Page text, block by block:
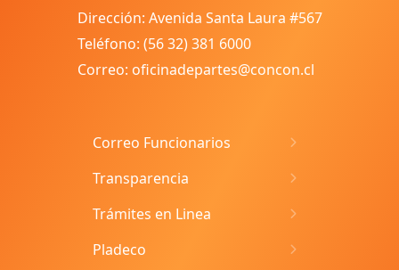
Dirección: Avenida Santa Laura #567
Teléfono: (56 32) 381 6000
Correo: oficinadepartes@concon.cl
Correo Funcionarios
Transparencia
Trámites en Linea
Pladeco